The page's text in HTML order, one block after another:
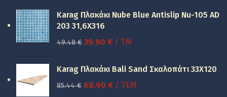
was:
150.00 €.
τιμή
100.00 €.
Karag Πλακάκι Nube Blue Antislip Nu-105 AD
203 31,6X316
49.48€ Original
was:
39.90 €Η
τιμή
είναι:
39.90 €.
/ TM
Karag Πλακάκι Bali Sand Σκαλοπάτι 33Χ120
85.44€ Original
68.90 €Η/ ΤΕΜ